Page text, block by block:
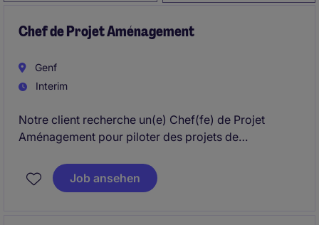
Chef de Projet Aménagement
Genf
Interim
Notre client recherche un(e) Chef(fe) de Projet
Aménagement pour piloter des projets de
d'espaces commerciaux. Vous assurerez la gestion
complète des projets, de la conception architecturale
Job ansehen